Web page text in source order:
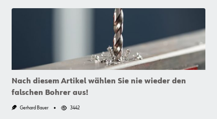
Nach diesem Artikel wählen Sie nie wieder den
falschen Bohrer aus!
Gerhard Bauer 3442